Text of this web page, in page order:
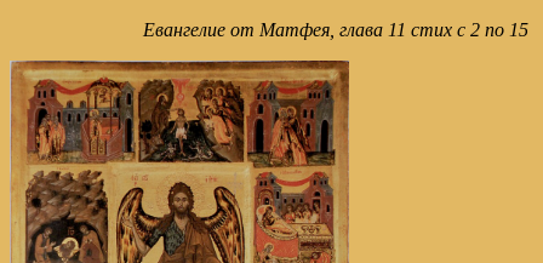
Евангелие от Матфея, глава 11 стих с 2 по 15